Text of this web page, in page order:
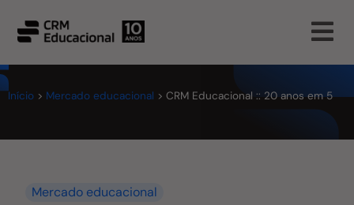
Início > Mercado educacional > CRM Educacional :: 20 anos em 5
Mercado educacional